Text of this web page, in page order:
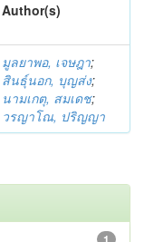
Author(s)
มูลยาพอ, เจษฎา;
สินธุ์นอก, บุญส่ง;
นามเกตุ, สมเดช;
วรญาโณ, ปริญญา